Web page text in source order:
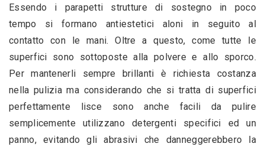
Essendo i parapetti strutture di sostegno in poco
tempo si formano antiestetici aloni in seguito al
contatto con le mani. Oltre a questo, come tutte le
superfici sono sottoposte alla polvere e allo sporco.
Per mantenerli sempre brillanti è richiesta costanza
nella pulizia ma considerando che si tratta di superfici
perfettamente lisce sono anche facili da pulire
semplicemente utilizzano detergenti specifici ed un
panno, evitando gli abrasivi che danneggerebbero la